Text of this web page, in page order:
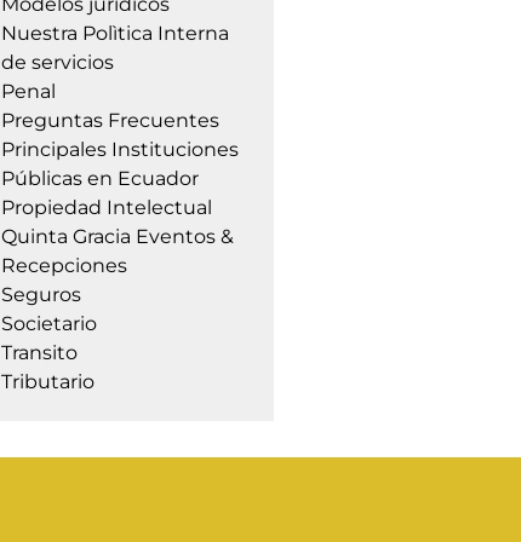
Modelos jurídicos
Nuestra Polìtica Interna
de servicios
Penal
Preguntas Frecuentes
Principales Instituciones
Públicas en Ecuador
Propiedad Intelectual
Quinta Gracia Eventos &
Recepciones
Seguros
Societario
Transito
Tributario